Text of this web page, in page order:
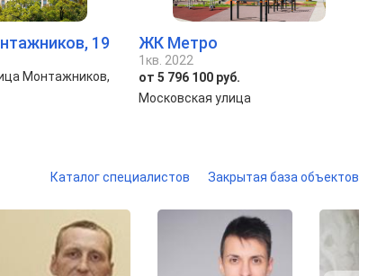
19
Монтажников,
ЖК Метро
1кв. 2022
от 5 796 100 руб.
Московская улица
Каталог специалистов Закрытая база объектов